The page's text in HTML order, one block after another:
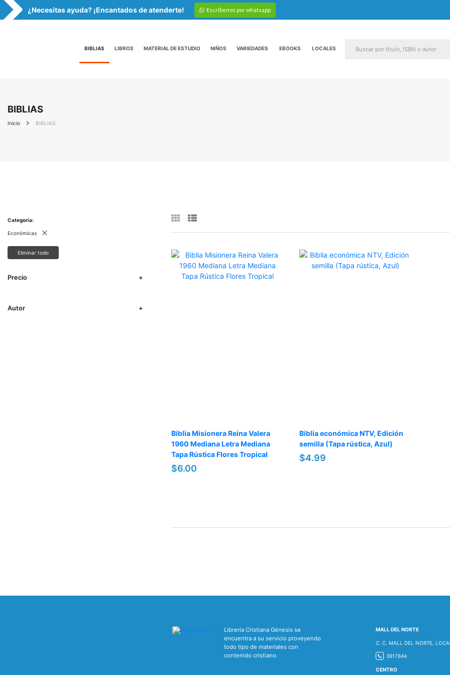
¿Necesitas ayuda? ¡Encantados de atenderte! Escríbenos por whatsapp
BIBLIAS LIBROS MATERIAL DE ESTUDIO NIÑOS VARIEDADES EBOOKS LOCALES
BIBLIAS
Inicio BIBLIAS
Biblia Misionera Reina Valera
1960 Mediana Letra Mediana
Tapa Rústica Flores Tropical
$6.00
Biblia económica NTV, Edición
semilla (Tapa rústica, Azul)
$4.99
Categoría
Económicas
Eliminar todo
Precio
Autor
Librería Cristiana Génesis se
encuentra a su servicio proveyendo
todo tipo de materiales con
contenido cristiano.
MALL DEL NORTE
C. C. MALL DEL NORTE,
3917844
CENTRO